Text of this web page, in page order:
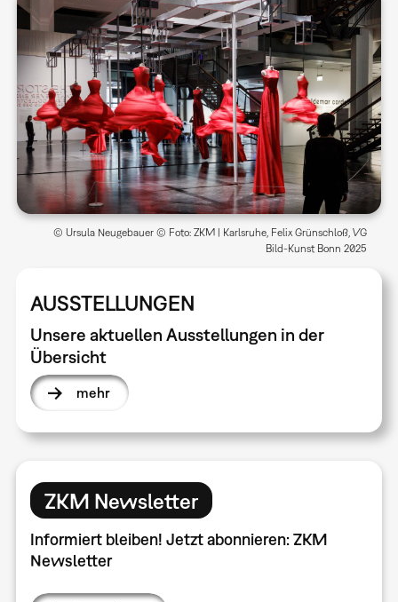
AUSSTELLUNGEN
Unsere aktuellen Ausstellungen in der
Übersicht
mehr
© Ursula Neugebauer © Foto: ZKM | Karlsruhe, Felix Grünschloß, VG
Bild-Kunst Bonn 2025
ZKM Newsletter
Informiert bleiben! Jetzt abonnieren: ZKM
Newsletter